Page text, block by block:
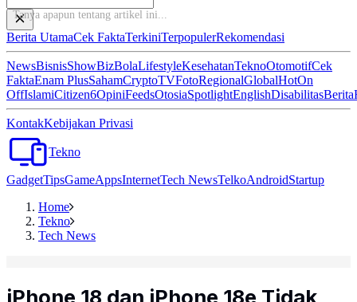
Berita UtamaCek FaktaTerkiniTerpopulerRekomendasi
NewsBisnisShowBizBolaLifestyleKesehatanTeknoOtomotifCek
FaktaEnam PlusSahamCryptoTVFotoRegionalGlobalHotOn
OffIslamiCitizen6OpiniFeedsOtosiaSpotlightEnglishDisabilitasBerita
KontakKebijakan Privasi
Tekno
GadgetTipsGameAppsInternetTech NewsTelkoAndroidStartup
Home
Tekno
Tech News